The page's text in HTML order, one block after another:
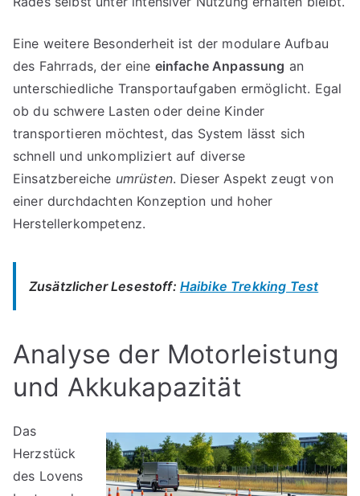
Eine weitere Besonderheit ist der modulare Aufbau
des Fahrrads, der eine einfache Anpassung an
unterschiedliche Transportaufgaben ermöglicht. Egal
ob du schwere Lasten oder deine Kinder
transportieren möchtest, das System lässt sich
schnell und unkompliziert auf diverse
Einsatzbereiche umrüsten. Dieser Aspekt zeugt von
einer durchdachten Konzeption und hoher
Herstellerkompetenz.
Zusätzlicher Lesestoff: Haibike Trekking Test
Analyse der Motorleistung
und Akkukapazität
Das
Herzstück
des Lovens